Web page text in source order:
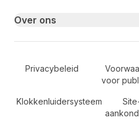
Over ons
Secondary Footer Navigation
Privacybeleid
voor
Klokkenluidersysteem